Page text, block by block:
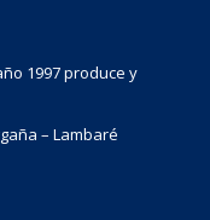
1997 produce y
– Lambaré